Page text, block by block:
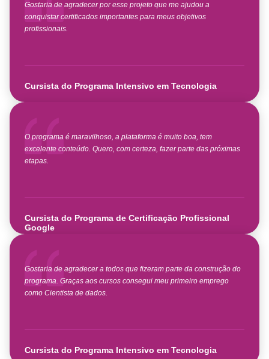
Gostaria de agradecer por esse projeto que me ajudou a
conquistar certificados importantes para meus objetivos
profissionais.
Cursista do Programa Intensivo em Tecnologia
O programa é maravilhoso, a plataforma é muito boa, tem
excelente conteúdo. Quero, com certeza, fazer parte das próximas
etapas.
Cursista do Programa de Certificação Profissional
Google
Gostaria de agradecer a todos que fizeram parte da construção do
programa. Graças aos cursos consegui meu primeiro emprego
como Cientista de dados.
Cursista do Programa Intensivo em Tecnologia